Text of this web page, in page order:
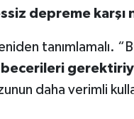
depreme karşı
tanımlamalı.
becerileri
daha verimli